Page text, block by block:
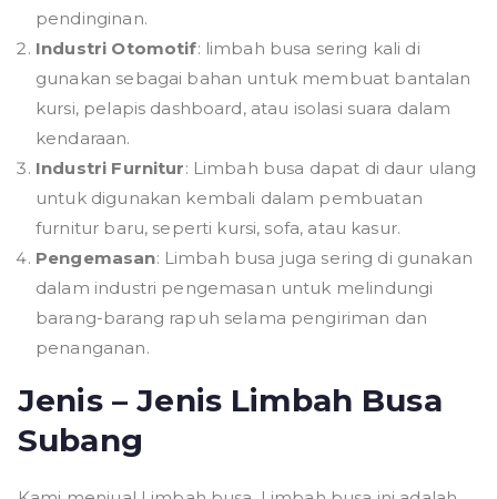
pendinginan.
Industri Otomotif: limbah busa sering kali di
gunakan sebagai bahan untuk membuat bantalan
kursi, pelapis dashboard, atau isolasi suara dalam
kendaraan.
Industri Furnitur: Limbah busa dapat di daur ulang
untuk digunakan kembali dalam pembuatan
furnitur baru, seperti kursi, sofa, atau kasur.
Pengemasan: Limbah busa juga sering di gunakan
dalam industri pengemasan untuk melindungi
barang-barang rapuh selama pengiriman dan
penanganan.
Jenis – Jenis Limbah Busa
Subang